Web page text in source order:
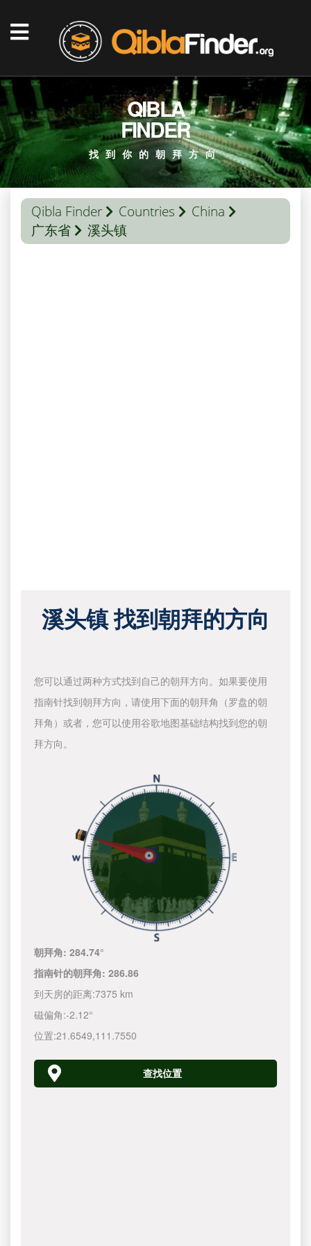
QIBLA
FINDER
找到你的朝拜方向
Qibla Finder Countries
China
广东省
溪头镇
溪头镇 找到朝拜的方向
您可以通过两种方式找到自己的朝拜方向。如果要使用
指南针找到朝拜方向，请使用下面的朝拜角（罗盘的朝
拜角）或者，您可以使用谷歌地图基础结构找到您的朝
拜方向。
朝拜角:284.74°
指南针的朝拜角:286.86
到天房的距离:7375 km
磁偏角:-2.12°
位置:21.6549,111.7550
查找位置